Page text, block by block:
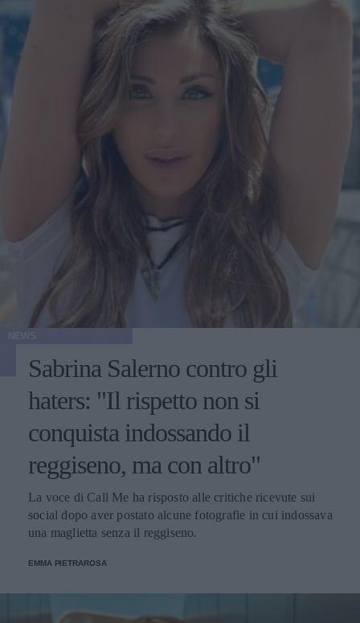
Sabrina Salerno contro gli
haters: "Il rispetto non si
conquista indossando il
reggiseno, ma con altro"
La voce di Call Me ha risposto alle critiche ricevute sui
social dopo aver postato alcune fotografie in cui indossava
una maglietta senza il reggiseno.
EMMA PIETRAROSA